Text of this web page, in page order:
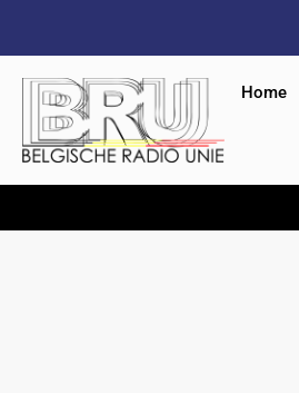
Home